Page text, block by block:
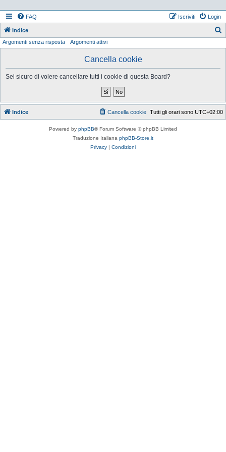
FAQ Login
Iscriviti
Indice
Argomenti senza risposta Argomenti attivi
Cancella cookie
Sei sicuro di volere cancellare tutti i cookie di questa Board?
Indice Tutti gli orari sono UTC+02:00
Cancella cookie
Powered by phpBB® Forum Software © phpBB Limited
Traduzione Italiana phpBB-Store.it
Privacy | Condizioni